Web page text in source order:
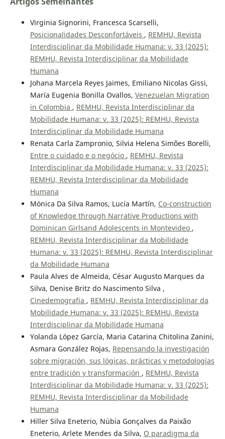
Virginia Signorini, Francesca Scarselli,
Posicionalidades Desconfortáveis , REMHU, Revista
Interdisciplinar da Mobilidade Humana: v. 33 (2025):
REMHU, Revista Interdisciplinar da Mobilidade
Humana
Johana Marcela Reyes Jaimes, Emiliano Nicolas Gissi,
María Eugenia Bonilla Ovallos, Venezuelan Migration
in Colombia , REMHU, Revista Interdisciplinar da
Mobilidade Humana: v. 33 (2025): REMHU, Revista
Interdisciplinar da Mobilidade Humana
Renata Carla Zampronio, Silvia Helena Simões Borelli,
Entre o cuidado e o negócio , REMHU, Revista
Interdisciplinar da Mobilidade Humana: v. 33 (2025):
REMHU, Revista Interdisciplinar da Mobilidade
Humana
Mónica Da Silva Ramos, Lucía Martín, Co-construction
of Knowledge through Narrative Productions with
Dominican Girlsand Adolescents in Montevideo ,
REMHU, Revista Interdisciplinar da Mobilidade
Humana: v. 33 (2025): REMHU, Revista Interdisciplinar
da Mobilidade Humana
Paula Alves de Almeida, César Augusto Marques da
Silva, Denise Britz do Nascimento Silva ,
Cinedemografia , REMHU, Revista Interdisciplinar da
Mobilidade Humana: v. 33 (2025): REMHU, Revista
Interdisciplinar da Mobilidade Humana
Yolanda López García, Maria Catarina Chitolina Zanini,
Asmara González Rojas, Repensando la investigación
sobre migración, sus lógicas, prácticas y metodologías
entre tradición y transformación , REMHU, Revista
Interdisciplinar da Mobilidade Humana: v. 33 (2025):
REMHU, Revista Interdisciplinar da Mobilidade
Humana
Hiller Silva Eneterio, Núbia Gonçalves da Paixão
Eneterio, Arlete Mendes da Silva, O paradigma da